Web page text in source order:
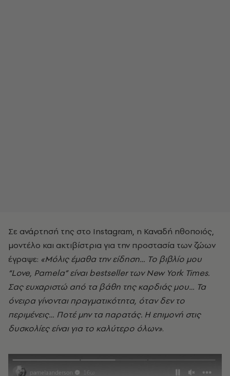
Σε ανάρτησή της στο Instagram, η Καναδή ηθοποιός,
μοντέλο και ακτιβίστρια για την προστασία των ζώων
έγραψε: «Μόλις έμαθα την είδηση… Το βιβλίο μου
“Love, Pamela” είναι bestseller των New York Times.
Σας ευχαριστώ από τα βάθη της καρδιάς μου… Τα
όνειρα γίνονται πραγματικότητα, όταν δεν το
περιμένεις… Ποτέ μην τα παρατάς. Η επιμονή στις
δυσκολίες είναι για το καλύτερο όλων».